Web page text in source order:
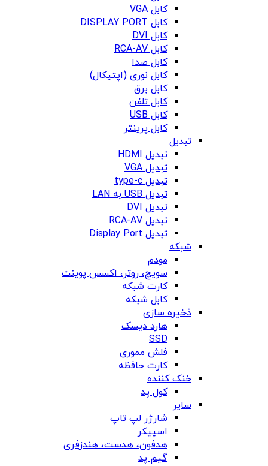
کابل VGA
کابل DISPLAY PORT
کابل DVI
کابل RCA-AV
کابل صدا
کابل نوری (اپتیکال)
کابل برق
کابل تلفن
کابل USB
کابل پرینتر
تبدیل
تبدیل HDMI
تبدیل VGA
تبدیل type-c
تبدیل USB به LAN
تبدیل DVI
تبدیل RCA-AV
تبدیل Display Port
شبکه
مودم
سویچ، روتر، اکسس پوینت
کارت شبکه
کابل شبکه
ذخیره سازی
هارد دیسک
SSD
فلش مموری
کارت حافظه
خنک کننده
کول پد
سایر
شارژر لپ تاپ
اسپیکر
هدفون، هدست، هندزفری
گیم پد